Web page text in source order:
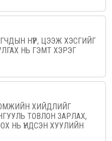
НҮҮР, ЦЭЭЖ ХЭСГИЙГ
НЬ ГЭМТ ХЭРЭГ
ХИЙДЛИЙГ
ТОВЛОН ЗАРЛАХ,
НЬ ҮНДСЭН ХУУЛИЙН